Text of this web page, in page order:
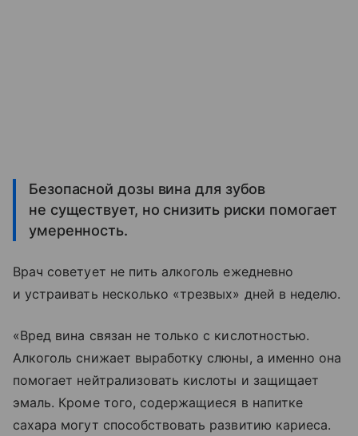
Безопасной дозы вина для зубов
не существует, но снизить риски помогает
умеренность.
Врач советует не пить алкоголь ежедневно
и устраивать несколько «трезвых» дней в неделю.
«Вред вина связан не только с кислотностью.
Алкоголь снижает выработку слюны, а именно она
помогает нейтрализовать кислоты и защищает
эмаль. Кроме того, содержащиеся в напитке
сахара могут способствовать развитию кариеса.